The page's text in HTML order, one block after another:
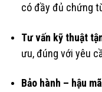
có đầy đủ chứng
Tư vấn kỹ thuật
ưu, đúng với yêu
Bảo hành – hậu